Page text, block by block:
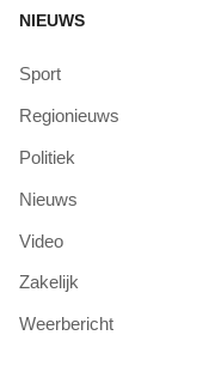
NIEUWS
Sport
Regionieuws
Politiek
Nieuws
Video
Zakelijk
Weerbericht